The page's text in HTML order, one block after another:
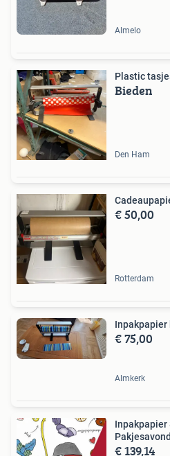
Almelo
Plastic
Bieden
Den Ham
€ 50,00
Rotterdam
Inpakpapier
€ 75,00
Almkerk
Inpakpapier
€ 139,14